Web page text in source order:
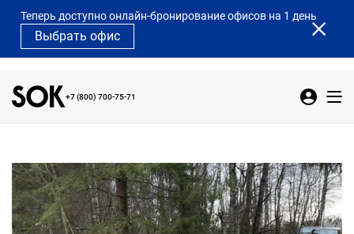
Теперь доступно онлайн-бронирование офисов на 1 день
Выбрать офис
+7 (800) 700-75-71